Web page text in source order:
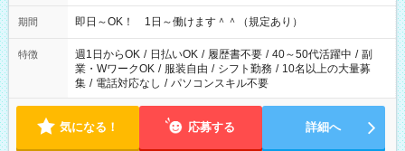
期間 即日～OK！ 1日～働けます＾＾（規定あり）
特徴 週1日からOK / 日払いOK / 履歴書不要 / 40～50代活躍中 / 副
業・WワークOK / 服装自由 / シフト勤務 / 10名以上の大量募
集 / 電話対応なし / パソコンスキル不要
気になる！ 応募する 詳細へ